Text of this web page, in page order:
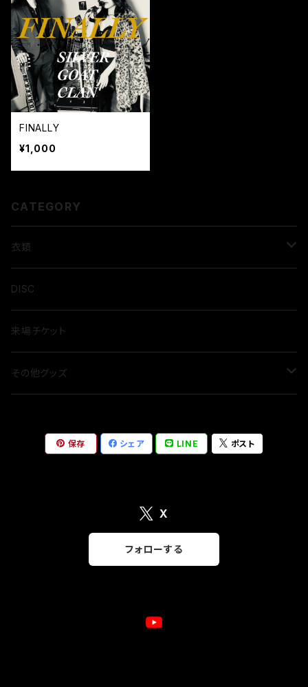
FINALLY
¥1,000
CATEGORY
衣類
Tシャツ
DISC
来場チケット
その他グッズ
保存 シェア LINE ポスト
X
フォローする